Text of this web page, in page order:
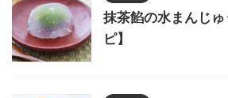
抹茶餡の水まんじ
ピ】